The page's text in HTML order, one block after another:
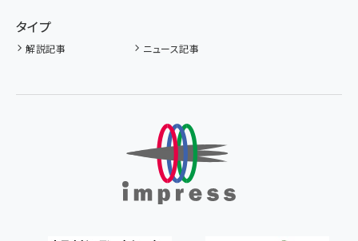
タイプ
解説記事 ニュース記事